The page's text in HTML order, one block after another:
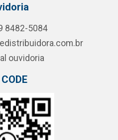
8482-5084
ouvidoria